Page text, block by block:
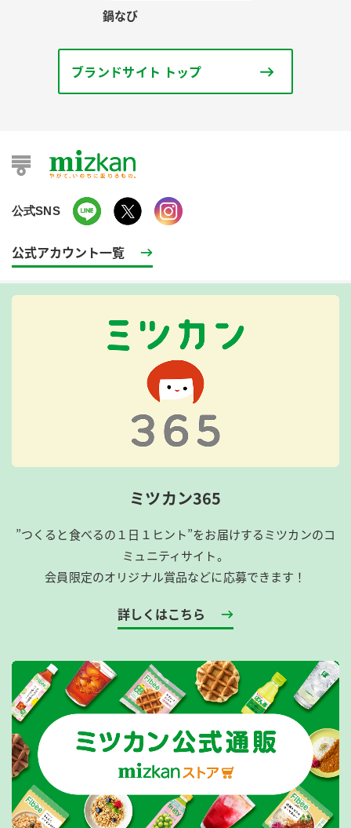
鍋なび
ブランドサイト トップ
公式SNS
公式アカウント一覧
ミツカン365
”つくると食べるの１日１ヒント”をお届けするミツカンのコ
ミュニティサイト。
会員限定のオリジナル賞品などに応募できます！
詳しくはこちら